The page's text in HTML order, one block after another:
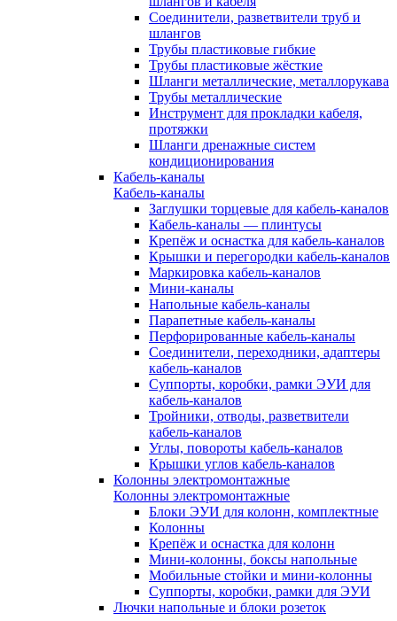
Соединители, разветвители труб и
шлангов
Трубы пластиковые гибкие
Трубы пластиковые жёсткие
Шланги металлические, металлорукава
Трубы металлические
Инструмент для прокладки кабеля,
протяжки
Шланги дренажные систем
кондиционирования
Кабель-каналы
Кабель-каналы
Заглушки торцевые для кабель-каналов
Кабель-каналы — плинтусы
Крепёж и оснастка для кабель-каналов
Крышки и перегородки кабель-каналов
Маркировка кабель-каналов
Мини-каналы
Напольные кабель-каналы
Парапетные кабель-каналы
Перфорированные кабель-каналы
Соединители, переходники, адаптеры
кабель-каналов
Суппорты, коробки, рамки ЭУИ для
кабель-каналов
Тройники, отводы, разветвители
кабель-каналов
Углы, повороты кабель-каналов
Крышки углов кабель-каналов
Колонны электромонтажные
Колонны электромонтажные
Блоки ЭУИ для колонн, комплектные
Колонны
Крепёж и оснастка для колонн
Мини-колонны, боксы напольные
Мобильные стойки и мини-колонны
Суппорты, коробки, рамки для ЭУИ
Лючки напольные и блоки розеток